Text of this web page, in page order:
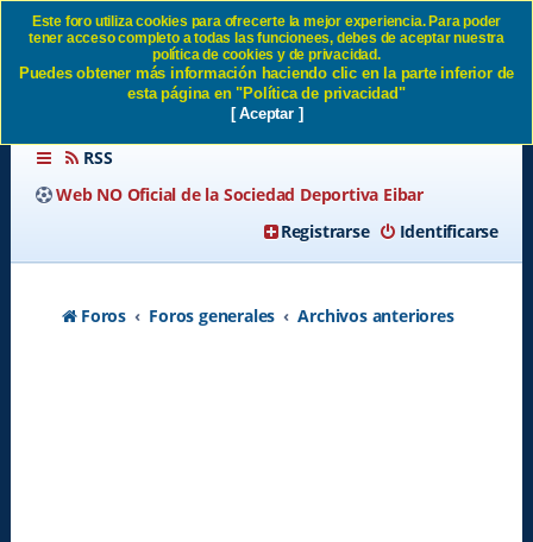
Próxima entrevista a German
- Página 2 SD Eibar
RSS
Web NO Oficial de la Sociedad Deportiva Eibar
Identificarse
Registrarse
Foros Foros generales Archivos anteriores
Este foro utiliza cookies para ofrecerte la mejor experiencia. Para poder
tener acceso completo a todas las funcionees, debes de aceptar nuestra
política de cookies y de privacidad.
Puedes obtener más información haciendo clic en la parte inferior de
esta página en "Política de privacidad"
[ Aceptar ]